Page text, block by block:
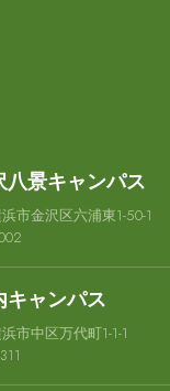
八景キャンパス
市金沢区六浦東1-50-1
キャンパス
市中区万代町1-1-1